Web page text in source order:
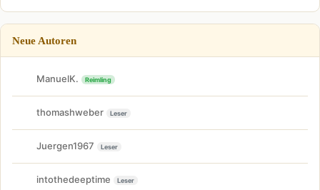
Neue Autoren
ManuelK. Reimling
thomashweber Leser
Juergen1967 Leser
intothedeeptime Leser